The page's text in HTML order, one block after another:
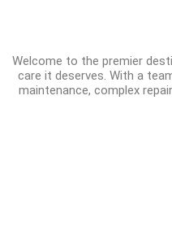
Welcome to the premier
care it deserves. With a
maintenance, complex